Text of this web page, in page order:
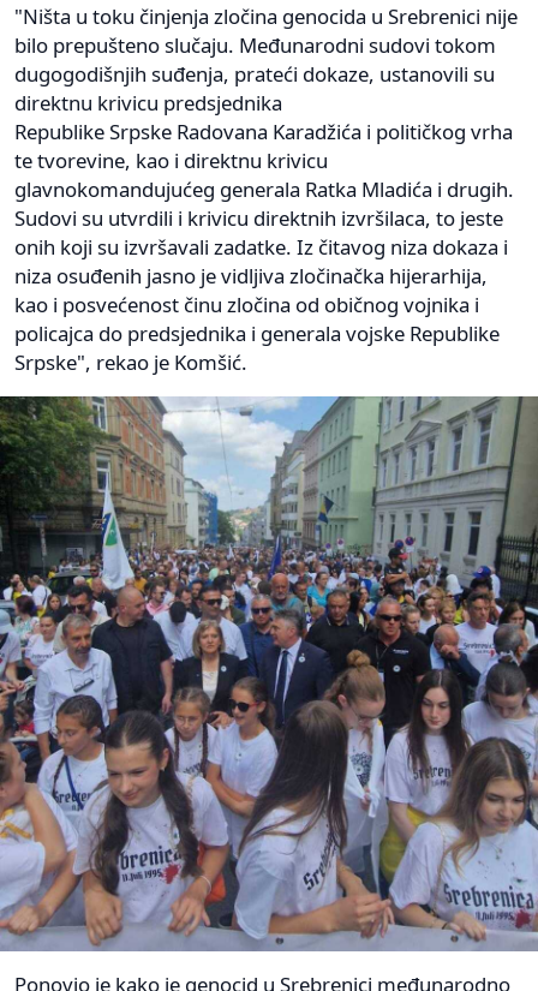
"Ništa u toku činjenja zločina genocida u Srebrenici nije
bilo prepušteno slučaju. Međunarodni sudovi tokom
dugogodišnjih suđenja, prateći dokaze, ustanovili su
direktnu krivicu predsjednika
Republike Srpske Radovana Karadžića i političkog vrha
te tvorevine, kao i direktnu krivicu
glavnokomandujućeg generala Ratka Mladića i drugih.
Sudovi su utvrdili i krivicu direktnih izvršilaca, to jeste
onih koji su izvršavali zadatke. Iz čitavog niza dokaza i
niza osuđenih jasno je vidljiva zločinačka hijerarhija,
kao i posvećenost činu zločina od običnog vojnika i
policajca do predsjednika i generala vojske Republike
Srpske", rekao je Komšić.
Ponovio je kako je genocid u Srebrenici međunarodno